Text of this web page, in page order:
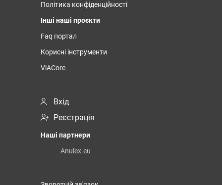
Політика конфіденційності
Інші наші проєкти
Faq портал
Корисні інструменти
ViACore
Вхід
Реєстрація
Наші партнери
Anulex.eu